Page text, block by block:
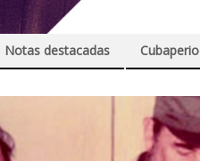
Notas destacadas